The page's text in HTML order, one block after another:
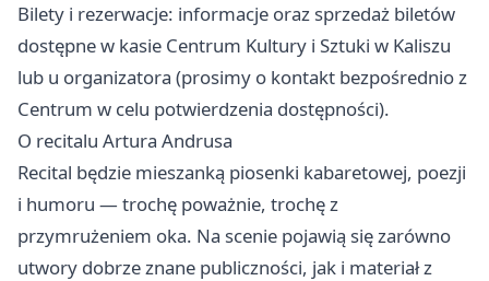
Bilety i rezerwacje: informacje oraz sprzedaż biletów
dostępne w kasie Centrum Kultury i Sztuki w Kaliszu
lub u organizatora (prosimy o kontakt bezpośrednio z
Centrum w celu potwierdzenia dostępności).
O recitalu Artura Andrusa
Recital będzie mieszanką piosenki kabaretowej, poezji
i humoru — trochę poważnie, trochę z
przymrużeniem oka. Na scenie pojawią się zarówno
utwory dobrze znane publiczności, jak i materiał z